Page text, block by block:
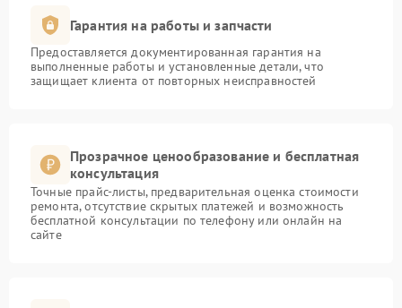
Гарантия на работы и запчасти
Предоставляется документированная гарантия на
выполненные работы и установленные детали, что
защищает клиента от повторных неисправностей
Прозрачное ценообразование и бесплатная
консультация
Точные прайс-листы, предварительная оценка стоимости
ремонта, отсутствие скрытых платежей и возможность
бесплатной консультации по телефону или онлайн на
сайте